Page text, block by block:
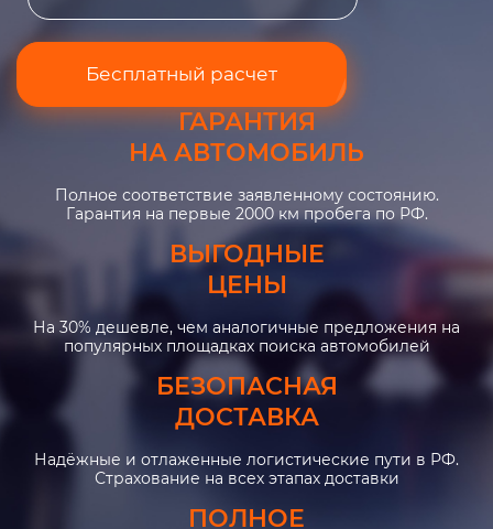
Бесплатный расчет
ГАРАНТИЯ
НА АВТОМОБИЛЬ
Полное соответствие заявленному состоянию.
Гарантия на первые 2000 км пробега по РФ.
ВЫГОДНЫЕ
ЦЕНЫ
На 30% дешевле, чем аналогичные предложения на
популярных площадках поиска автомобилей
БЕЗОПАСНАЯ
ДОСТАВКА
Надёжные и отлаженные логистические пути в РФ.
Страхование на всех этапах доставки
ПОЛНОЕ